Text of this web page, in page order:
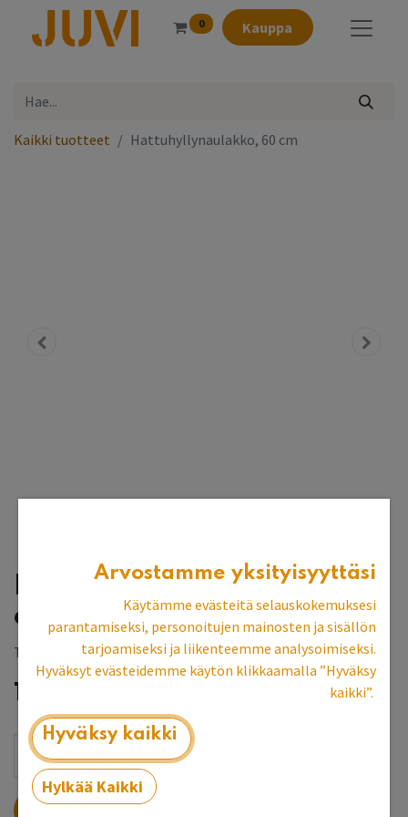
0 Kauppa
Kaikki tuotteet Hattuhyllynaulakko, 60 cm
Hattuhyllynaulakko, 60
cm
Tilaustuote, toimitusaika 4-5 vk
194,42
LISÄÄ OSTOSKORIIN
Arvostamme yksityisyyttäsi
Käytämme evästeitä selauskokemuksesi
parantamiseksi, personoitujen mainosten ja sisällön
tarjoamiseksi ja liikenteemme analysoimiseksi.
Hyväksyt evästeidemme käytön klikkaamalla ”Hyväksy
kaikki”.
Hyväksy kaikki
Hylkää Kaikki